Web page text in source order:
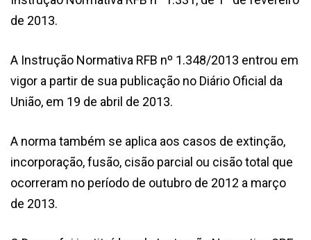
de 2013.
A Instrução Normativa RFB nº 1.348/2013 entrou em
vigor a partir de sua publicação no Diário Oficial da
União, em 19 de abril de 2013.
A norma também se aplica aos casos de extinção,
incorporação, fusão, cisão parcial ou cisão total que
ocorreram no período de outubro de 2012 a março
de 2013.